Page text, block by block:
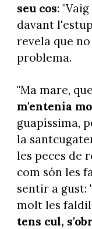
seu cos:
davant
revela que
problema.
"Ma mare,
m'entenia
guapíssima,
la
les peces de
com són les
sentir a gust:
molt les
tens cul,